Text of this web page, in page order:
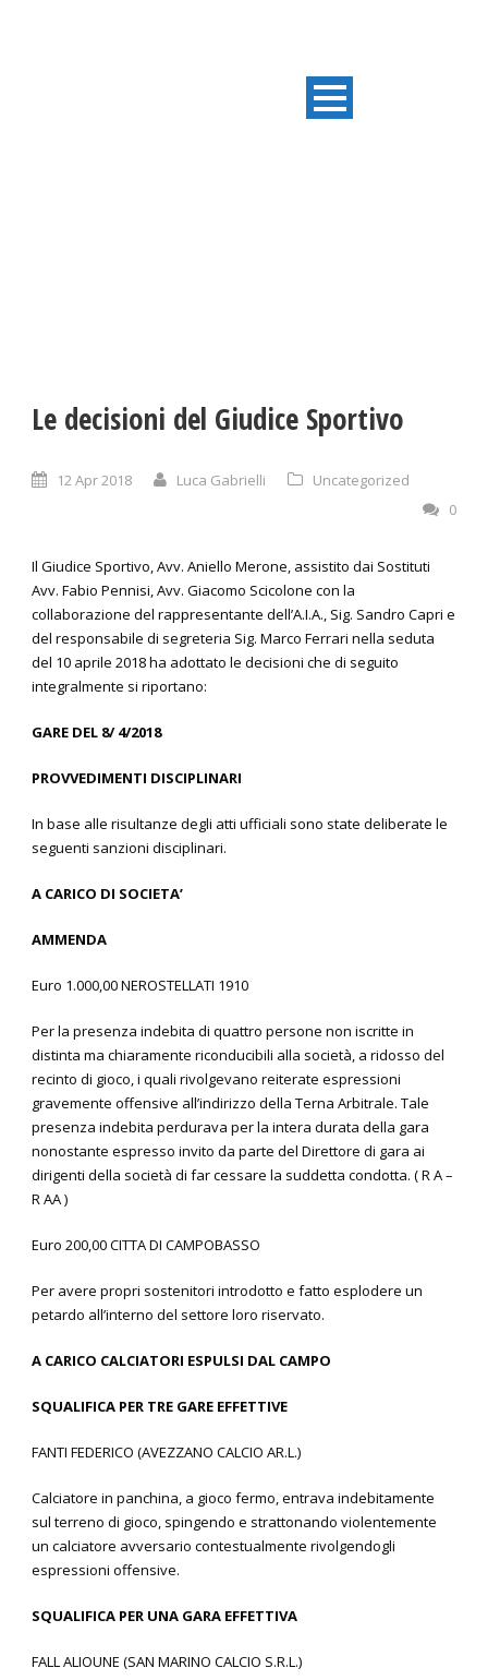
Le decisioni del Giudice Sportivo
12 Apr 2018 Luca Gabrielli
Uncategorized
0
Il Giudice Sportivo, Avv. Aniello Merone, assistito dai Sostituti
Avv. Fabio Pennisi, Avv. Giacomo Scicolone con la
collaborazione del rappresentante dell’A.I.A., Sig. Sandro Capri e
del responsabile di segreteria Sig. Marco Ferrari nella seduta
del 10 aprile 2018 ha adottato le decisioni che di seguito
integralmente si riportano:
GARE DEL 8/ 4/2018
PROVVEDIMENTI DISCIPLINARI
In base alle risultanze degli atti ufficiali sono state deliberate le
seguenti sanzioni disciplinari.
A CARICO DI SOCIETA’
AMMENDA
Euro 1.000,00 NEROSTELLATI 1910
Per la presenza indebita di quattro persone non iscritte in
distinta ma chiaramente riconducibili alla società, a ridosso del
recinto di gioco, i quali rivolgevano reiterate espressioni
gravemente offensive all’indirizzo della Terna Arbitrale. Tale
presenza indebita perdurava per la intera durata della gara
nonostante espresso invito da parte del Direttore di gara ai
dirigenti della società di far cessare la suddetta condotta. ( R A –
R AA )
Euro 200,00 CITTA DI CAMPOBASSO
Per avere propri sostenitori introdotto e fatto esplodere un
petardo all’interno del settore loro riservato.
A CARICO CALCIATORI ESPULSI DAL CAMPO
SQUALIFICA PER TRE GARE EFFETTIVE
FANTI FEDERICO (AVEZZANO CALCIO AR.L.)
Calciatore in panchina, a gioco fermo, entrava indebitamente
sul terreno di gioco, spingendo e strattonando violentemente
un calciatore avversario contestualmente rivolgendogli
espressioni offensive.
SQUALIFICA PER UNA GARA EFFETTIVA
FALL ALIOUNE (SAN MARINO CALCIO S.R.L.)